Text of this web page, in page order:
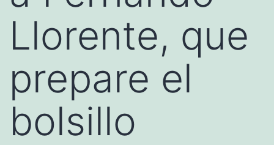
Llorente, que
prepare el
bolsillo